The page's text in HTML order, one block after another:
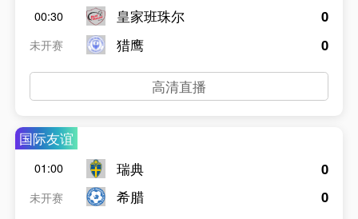
00:30
未开赛
皇家班珠尔
猎鹰
0
0
高清直播
国际友谊
01:00
未开赛
瑞典
希腊
0
0